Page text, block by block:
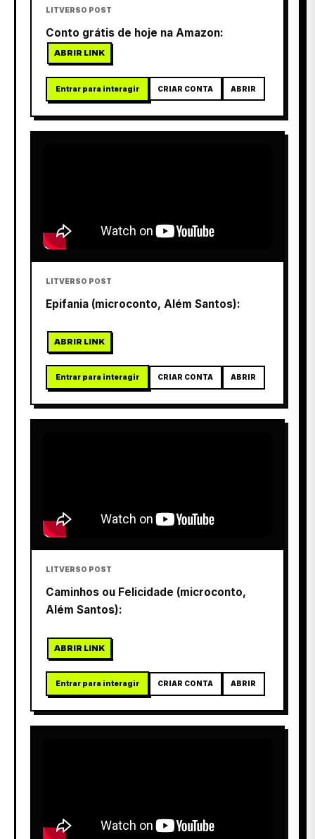
LITVERSO POST
Conto grátis de hoje na Amazon:
ABRIR LINK
Entrar para interagir CRIAR CONTA ABRIR
LITVERSO POST
Epifania (microconto, Além Santos):
ABRIR LINK
Entrar para interagir CRIAR CONTA ABRIR
LITVERSO POST
Caminhos ou Felicidade (microconto,
Além Santos):
ABRIR LINK
Entrar para interagir CRIAR CONTA ABRIR